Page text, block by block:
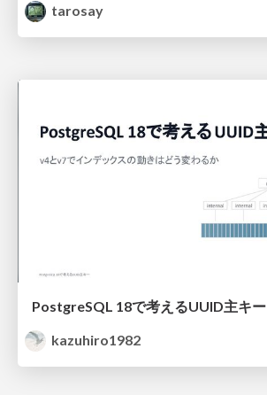
tarosay
PostgreSQL 18で考えるUUID主キー
kazuhiro1982